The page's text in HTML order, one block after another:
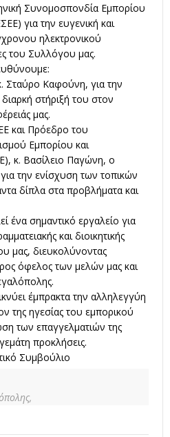
Συνομοσπονδία Εμπορίου
για την ευγενική και
ηλεκτρονικού
του Συλλόγου μας.
Σταύρο Καφούνη, για την
στήριξή του στον
μας.
και Πρόεδρο του
Εμπορίου και
κ. Βασίλειο Παγώνη, ο
την ενίσχυση των τοπικών
δίπλα στα προβλήματα και
ένα σημαντικό εργαλείο για
και διοικητικής
μας, διευκολύνοντας
όφελος των μελών μας και
έμπρακτα την αλληλεγγύη
της ηγεσίας του εμπορικού
των επαγγελματιών της
προκλήσεις.
Συμβούλιο